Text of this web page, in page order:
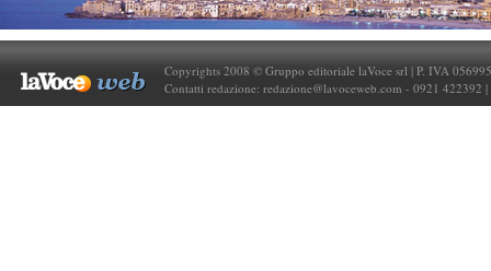
Copyrights 2008 © Gruppo editoriale laVoce srl | P. IVA
Contatti redazione: redazione@lavoceweb.com - 0921 422392 |